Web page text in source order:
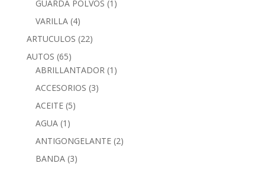
GUARDA POLVOS (1)
VARILLA (4)
ARTUCULOS (22)
AUTOS (65)
ABRILLANTADOR (1)
ACCESORIOS (3)
ACEITE (5)
AGUA (1)
ANTIGONGELANTE (2)
BANDA (3)